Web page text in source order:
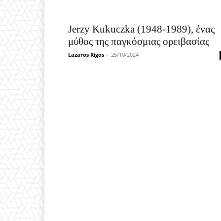
Jerzy Kukuczka (1948-1989), ένας
μύθος της παγκόσμιας ορειβασίας
Lazaros Rigos - 25/10/2024